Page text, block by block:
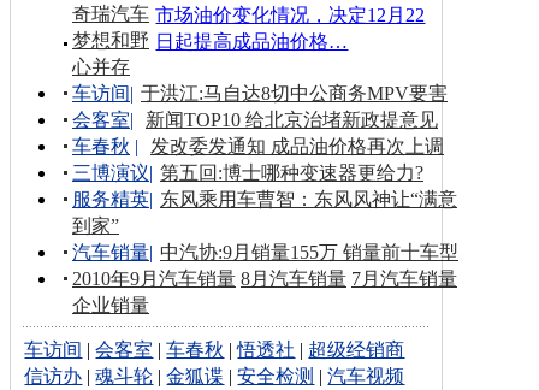
市场油价变化情况，决定12月22
日起提高成品油价格…
奇瑞汽车
梦想和野
心并存
车访间| 于洪江:马自达8切中公商务MPV要害
会客室|
新闻TOP10 给北京治堵新政提意见
车春秋 |
发改委发通知 成品油价格再次上调
三博演议| 第五回:博士哪种变速器更给力?
服务精英| 东风乘用车曹智：东风风神让“满意
到家”
汽车销量| 中汽协:9月销量155万 销量前十车型
2010年9月汽车销量 8月汽车销量 7月汽车销量
企业销量
车访间 |会客室 |车春秋 |悟透社 | 超级经销商
信访办 |魂斗轮 |金狐谍 |安全检测 |汽车视频